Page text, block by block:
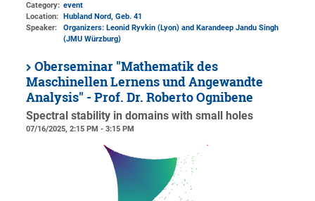
Category: event
Location:
Hubland Nord, Geb. 41
Speaker:
Organizers: Leonid Ryvkin (Lyon) and Karandeep Jandu Singh
(JMU Würzburg)
Oberseminar "Mathematik des
Maschinellen Lernens und Angewandte
Analysis" - Prof. Dr. Roberto Ognibene
Spectral stability in domains with small holes
07/16/2025, 2:15 PM - 3:15 PM